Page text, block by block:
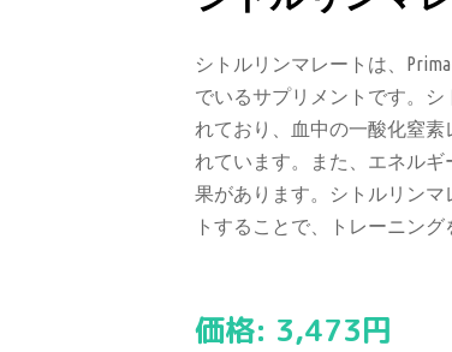
シトルリンマレートは、
でいるサプリメントです。シ
れており、血中の一酸化窒
れています。また、エネル
果があります。シトルリン
トすることで、トレーニン
価格: 3,473円